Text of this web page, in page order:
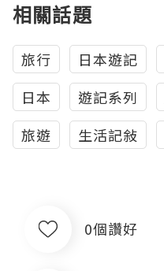
相關話題
旅行 日本遊記
日本
遊記系列
旅遊
生活記敍
0個讚好